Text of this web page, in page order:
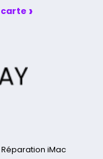
carte ›
Réparation iMac